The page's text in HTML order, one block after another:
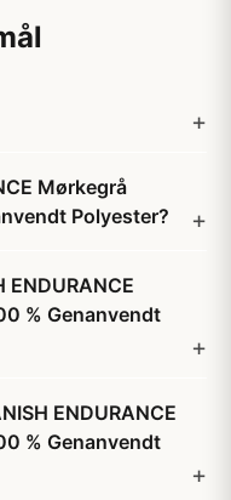
Mørkegrå
Polyester?
% Genanvendt
ENDURANCE
% Genanvendt